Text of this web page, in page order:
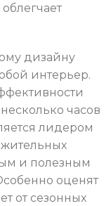
дизайну
интерьер.
часов
лидером
и полезным
оценят
от сезонных